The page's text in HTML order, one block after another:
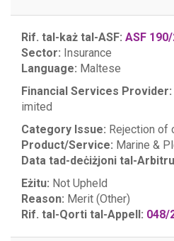
Rif. tal-każ tal-ASF: ASF
Sector: Insurance
Language: Maltese
Financial Services Provider:
imited
Category Issue: Rejection of
Product/Service: Marine &
Data tad-deċiżjoni tal-
Eżitu: Not Upheld
Reason: Merit (Other)
Rif. tal-Qorti tal-Appell: 048/